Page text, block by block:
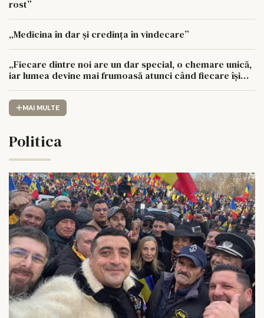
rost”
„Medicina în dar și credința în vindecare”
„Fiecare dintre noi are un dar special, o chemare unică,
iar lumea devine mai frumoasă atunci când fiecare își
MAI MULTE
Politica